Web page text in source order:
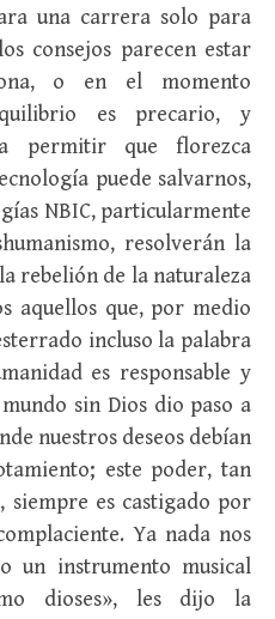
una carrera solo para
consejos parecen estar
o en el momento
es precario, y
permitir que florezca
puede salvarnos,
NBIC, particularmente
resolverán la
rebelión de la naturaleza
aquellos que, por medio
incluso la palabra
es responsable y
sin Dios dio paso a
nuestros deseos debían
este poder, tan
siempre es castigado por
Ya nada nos
un instrumento musical
dioses», les dijo la